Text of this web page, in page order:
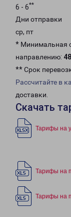
6 - 6**
Дни отправки
ср, пт
* Минимальная
направлению:
** Срок
Рассчитайте в
доставки.
Скачать
Тарифы на
Тарифы на
Тарифы на